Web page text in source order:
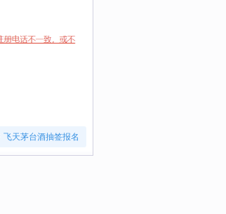
飞天茅台酒抽签报名